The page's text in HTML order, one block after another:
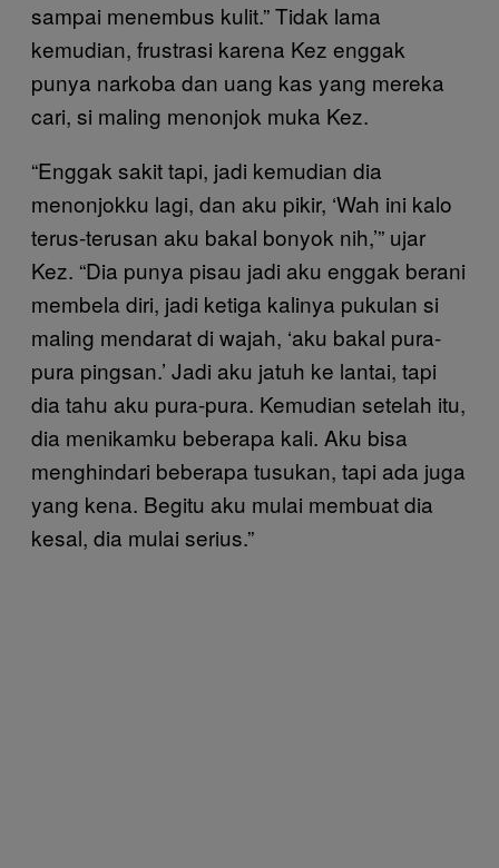
sampai menembus kulit.” Tidak lama
kemudian, frustrasi karena Kez enggak
punya narkoba dan uang kas yang mereka
cari, si maling menonjok muka Kez.
“Enggak sakit tapi, jadi kemudian dia
menonjokku lagi, dan aku pikir, ‘Wah ini kalo
terus-terusan aku bakal bonyok nih,’” ujar
Kez. “Dia punya pisau jadi aku enggak berani
membela diri, jadi ketiga kalinya pukulan si
maling mendarat di wajah, ‘aku bakal pura-
pura pingsan.’ Jadi aku jatuh ke lantai, tapi
dia tahu aku pura-pura. Kemudian setelah itu,
dia menikamku beberapa kali. Aku bisa
menghindari beberapa tusukan, tapi ada juga
yang kena. Begitu aku mulai membuat dia
kesal, dia mulai serius.”